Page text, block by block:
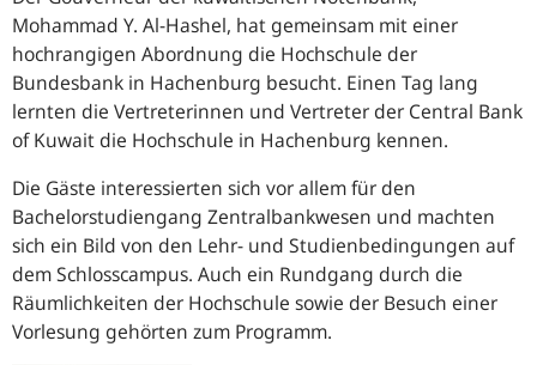
Mohammad Y. Al-Hashel, hat gemeinsam mit einer
hochrangigen Abordnung die Hochschule der
Bundesbank in Hachenburg besucht. Einen Tag lang
lernten die Vertreterinnen und Vertreter der Central Bank
of Kuwait die Hochschule in Hachenburg kennen.
Die Gäste interessierten sich vor allem für den
Bachelorstudiengang Zentralbankwesen und machten
sich ein Bild von den Lehr- und Studienbedingungen auf
dem Schlosscampus. Auch ein Rundgang durch die
Räumlichkeiten der Hochschule sowie der Besuch einer
Vorlesung gehörten zum Programm.